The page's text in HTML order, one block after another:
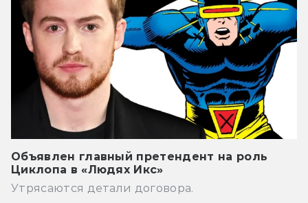
Объявлен главный претендент на роль
Циклопа в «Людях Икс»
Утрясаются детали договора.